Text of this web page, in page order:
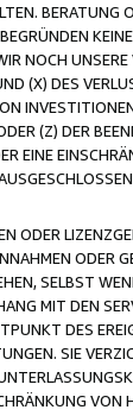
BERATUNG
NOCH
(X) DES
(Z) DER
EINE
ODER
ODER
SELBST
MIT DEN
DES
SIE